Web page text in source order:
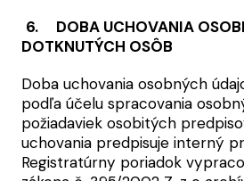
6. DOBA UCHOVANIA
DOTKNUTÝCH OSÔB
Doba uchovania osobných
podľa účelu spracovania
požiadaviek osobitých
uchovania predpisuje interný
Registratúrny poriadok